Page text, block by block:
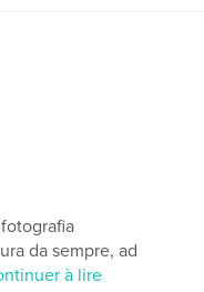
da sempre, ad
à lire